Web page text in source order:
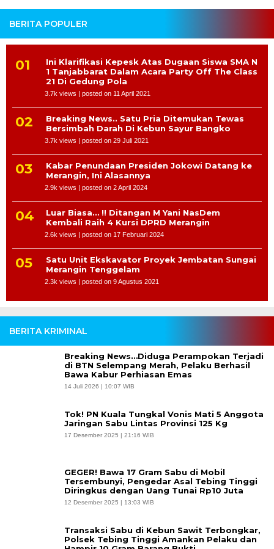
BERITA POPULER
Ini Klarifikasi Kepesk Atas Dugaan Siswa SMA N
1 Tanjabbarat Dalam Acara Party Off The Class
21 Di Gedung Pola
3.7k views | posted on 11 April 2021
Breaking News.. Satu Pria Ditemukan Tewas
Bersimbah Darah Di Kebun Sayur Bangko
3.7k views | posted on 29 Juli 2021
Kabar Penundaan Presiden Jokowi Datang ke
Merangin, Ini Alasannya
2.9k views | posted on 2 April 2024
Luar Biasa… !! Ditangan M Yani NasDem
Kembali Raih 4 Kursi DPRD Merangin
2.6k views | posted on 17 Februari 2024
Satu Unit Ekskavator Proyek Jembatan Sungai
Merangin Tenggelam
2.3k views | posted on 9 Agustus 2021
BERITA KRIMINAL
Breaking News…Diduga Perampokan Terjadi
di BTN Selempang Merah, Pelaku Berhasil
Bawa Kabur Perhiasan Emas
14 Juli 2026 | 10:07 WIB
Tok! PN Kuala Tungkal Vonis Mati 5 Anggota
Jaringan Sabu Lintas Provinsi 125 Kg
17 Desember 2025 | 21:16 WIB
GEGER! Bawa 17 Gram Sabu di Mobil
Tersembunyi, Pengedar Asal Tebing Tinggi
Diringkus dengan Uang Tunai Rp10 Juta
12 Desember 2025 | 13:03 WIB
Transaksi Sabu di Kebun Sawit Terbongkar,
Polsek Tebing Tinggi Amankan Pelaku dan